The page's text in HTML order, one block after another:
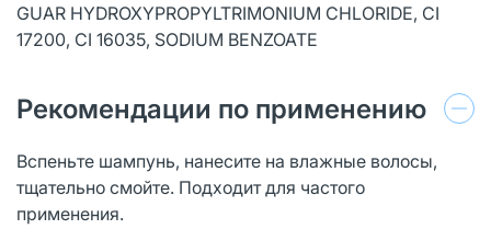
GUAR HYDROXYPROPYLTRIMONIUM CHLORIDE, CI
17200, CI 16035, SODIUM BENZOATE
Рекомендации по применению
Вспеньте шампунь, нанесите на влажные волосы,
тщательно смойте. Подходит для частого
применения.